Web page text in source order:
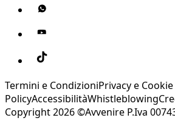
Termini e CondizioniPrivacy e Cookie
PolicyAccessibilitàWhistleblowing
Copyright 2026 ©Avvenire P.Iva